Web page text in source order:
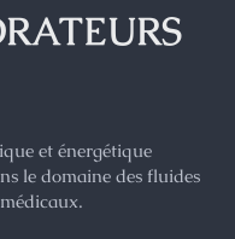
et énergétique
le domaine des fluides